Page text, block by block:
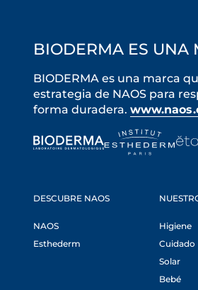
BIODERMA ES UNA
BIODERMA es una marca
estrategia de NAOS para
forma duradera.
DESCUBRE NAOS
NAOS
Esthederm
Higiene
Cuidado
Solar
Bebé